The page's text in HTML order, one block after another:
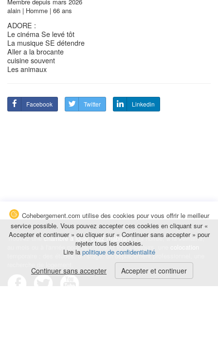
alain | Homme | 66 ans
ADORE :
Le cinéma Se levé tôt
La musique SE détendre
Aller a la brocante
cuisine souvent
Les animaux
Facebook Twitter Linkedin
Trouvez unechambre à louer chez l'habitantà la nuitée, à la semaine,
au mois ou à l'année pour de courts et longs séjours, une
temporaire : des études, un stage, un déplacement professionnel, une
Cohebergement.com utilise des cookies pour vous offrir le meilleur
service possible. Vous pouvez accepter ces cookies en cliquant sur «
Accepter et continuer » ou cliquer sur « Continuer sans accepter » pour
rejeter tous les cookies.
Lire la politique de confidentialité
Continuer sans accepter Accepter et continuer